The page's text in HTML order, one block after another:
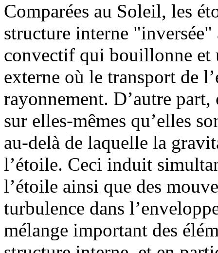
Comparées au Soleil, les
structure interne
convectif qui bouillonne et
externe où le transport de
rayonnement. D’autre
sur elles-mêmes qu’elles
au-delà de laquelle la
l’étoile. Ceci induit
l’étoile ainsi que des
turbulence dans
mélange important des